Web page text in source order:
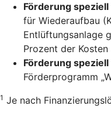
Förderung
für Wiederaufbau
Entlüftungsanlage
Prozent der Kosten
Förderung
Förderprogramm
1 Je nach